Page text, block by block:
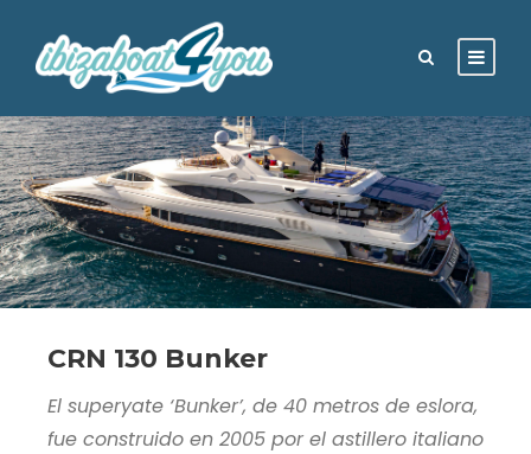
CRN 130 Bunker
El superyate ‘Bunker’, de 40 metros de eslora,
fue construido en 2005 por el astillero italiano